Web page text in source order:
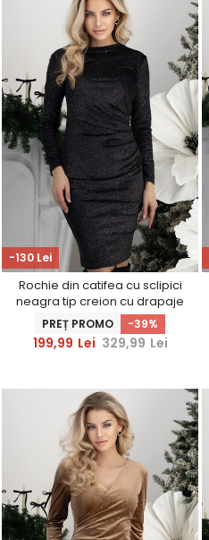
-130 Lei
Rochie din catifea cu sclipici
neagra tip creion cu drapaje
laterale - StarShinerS
PREȚ PROMO -39%
199,99 Lei 329,99 Lei